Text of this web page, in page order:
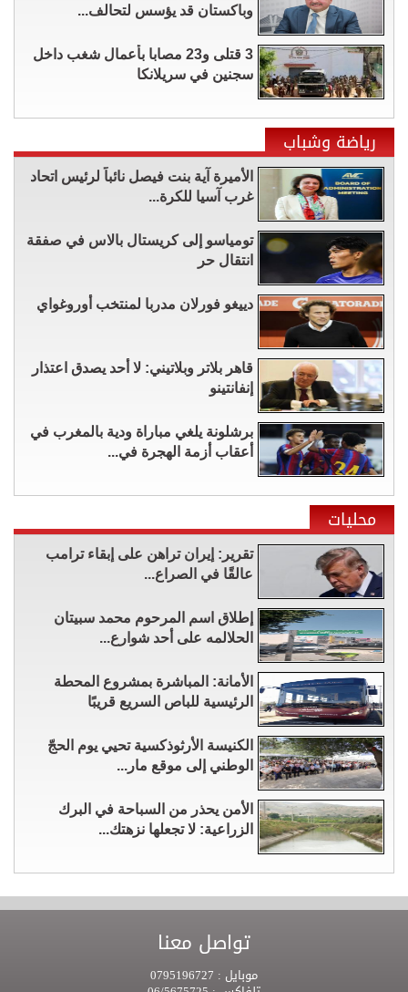
وباكستان قد يؤسس لتحالف...
3 قتلى و23 مصابا بأعمال شغب داخل
سجنين في سريلانكا
رياضة وشباب
الأميرة آية بنت فيصل نائباً لرئيس اتحاد
غرب آسيا للكرة...
تومياسو إلى كريستال بالاس في صفقة
انتقال حر
دييغو فورلان مدربا لمنتخب أوروغواي
قاهر بلاتر وبلاتيني: لا أحد يصدق اعتذار
إنفانتينو
برشلونة يلغي مباراة ودية بالمغرب في
أعقاب أزمة الهجرة في...
محليات
تقرير: إيران تراهن على إبقاء ترامب
عالقًا في الصراع...
إطلاق اسم المرحوم محمد سبيتان
الحلالمه على أحد شوارع...
الأمانة: المباشرة بمشروع المحطة
الرئيسية للباص السريع قريبًا
الكنيسة الأرثوذكسية تحيي يوم الحجّ
الوطني إلى موقع مار...
الأمن يحذر من السباحة في البرك
الزراعية: لا تجعلها نزهتك...
تواصل معنا
موبايل :